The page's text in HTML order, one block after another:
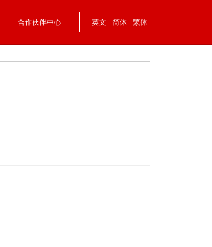
合作伙伴中心 英文 简体 繁体